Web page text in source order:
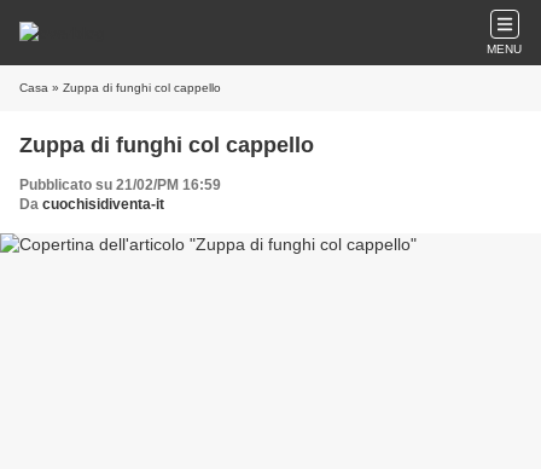
MENU
Casa » Zuppa di funghi col cappello
Zuppa di funghi col cappello
Pubblicato su 21/02/PM 16:59
Da cuochisidiventa-it